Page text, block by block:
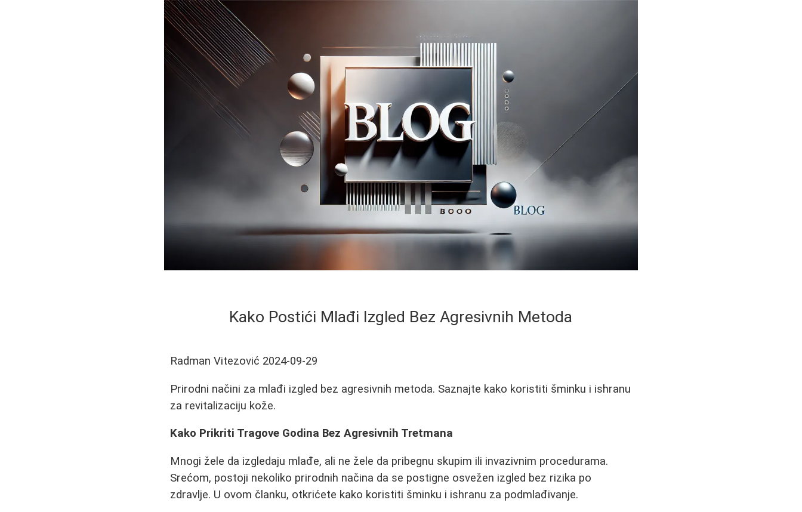
Kako Postići Mlađi Izgled Bez Agresivnih Metoda
Radman Vitezović 2024-09-29
Prirodni načini za mlađi izgled bez agresivnih metoda. Saznajte kako koristiti šminku i ishranu
za revitalizaciju kože.
Kako Prikriti Tragove Godina Bez Agresivnih Tretmana
Mnogi žele da izgledaju mlađe, ali ne žele da pribegnu skupim ili invazivnim procedurama.
Srećom, postoji nekoliko prirodnih načina da se postigne osvežen izgled bez rizika po
zdravlje. U ovom članku, otkrićete kako koristiti šminku i ishranu za podmlađivanje.